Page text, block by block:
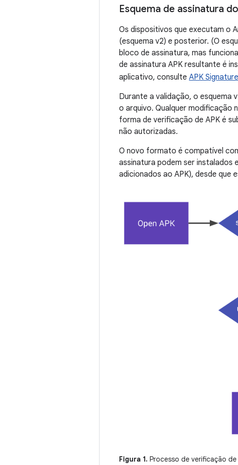
Esquema de assinatura
Os dispositivos que executam o
(esquema v2) e posterior. (O
bloco de assinatura, mas
de assinatura APK resultante é
aplicativo, consulte APK
Durante a validação, o esquema
o arquivo. Qualquer modificação
forma de verificação de APK é
não autorizadas.
O novo formato é compatível
assinatura podem ser instalados
adicionados ao APK), desde que
Figura 1. Processo de verificação